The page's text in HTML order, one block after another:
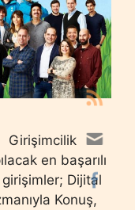
Girişimcilik
en başarılı
Dijital
Konuş,